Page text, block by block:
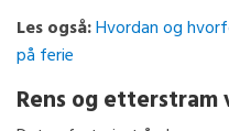
Les også:Hvordan og
på ferie
Rens og etterstram